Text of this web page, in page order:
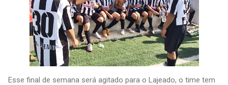
Esse final de semana será agitado para o Lajeado, o time tem